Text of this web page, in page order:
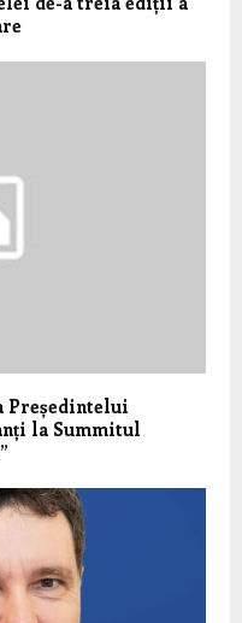
Președintelui
la Summitul